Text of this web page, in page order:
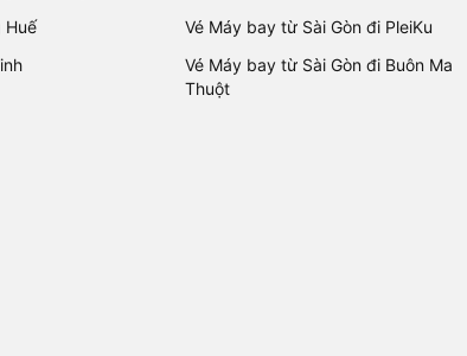
Huế
Vé Máy bay từ Sài Gòn đi PleiKu
Vé Máy bay từ Sài Gòn đi Buôn Ma
Thuột